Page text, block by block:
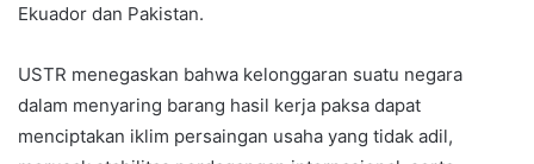
Ekuador dan Pakistan.
USTR menegaskan bahwa kelonggaran suatu negara
dalam menyaring barang hasil kerja paksa dapat
menciptakan iklim persaingan usaha yang tidak adil,